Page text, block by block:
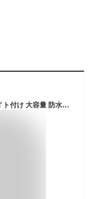
携帯充電器 地震防災 旅行 出張 ソーラー充電 ライト付け 大容量 防水防塵 羅針盤 20000mAh 太陽光充電